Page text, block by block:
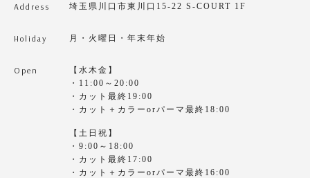
Address 埼玉県川口市東川口15-22 S-COURT 1F
Holiday 月・火曜日・年末年始
Open
【水木金】
・11:00～20:00
・カット最終19:00
・カット＋カラーorパーマ最終18:00
【土日祝】
・9:00～18:00
・カット最終17:00
・カット＋カラーorパーマ最終16:00